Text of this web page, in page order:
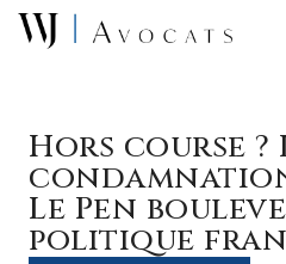
Skip to main content
Hors course ?
Le Pen
politique